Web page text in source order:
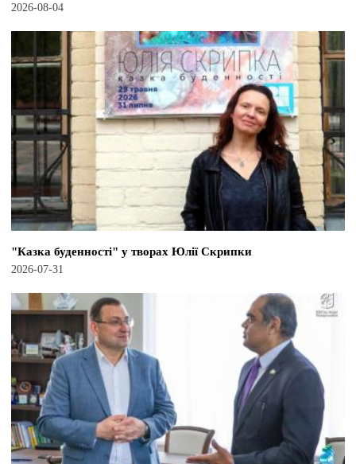
2026-08-04
"Казка буденності" у творах Юлії Скрипки
2026-07-31